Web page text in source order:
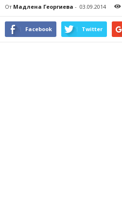
От Мадлена Георгиева - 03.09.2014
Facebook Twitter